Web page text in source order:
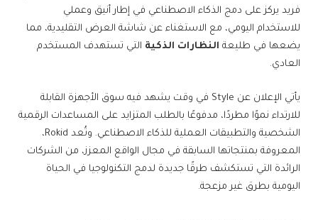
فريد يركز على دمج الذكاء الاصطناعي في إطار أنيق وعملي
للاستخدام اليومي، مع الاستغناء عن شاشة العرض التقليدية، مما
يضعها في طليعة النظارات الذكية التي تستهدف المستخدم
العادي.
يأتي الإعلان عن Style في وقت يشهد فيه سوق الأجهزة القابلة
للارتداء نموًا مطردًا، مدفوعًا بالطلب المتزايد على المساعدات الرقمية
الشخصية والتطبيقات العملية للذكاء الاصطناعي. وتُعد Rokid،
المعروفة بمنتجاتها السابقة في مجال الواقع المعزز، من الشركات
الرائدة التي تستكشف طرقًا جديدة لدمج التكنولوجيا في الحياة
اليومية بطرق غير مزعجة.